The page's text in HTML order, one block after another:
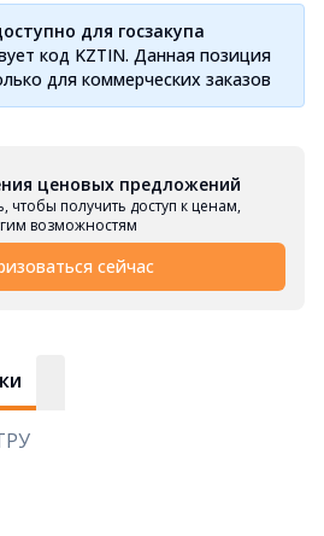
для госзакупа
код KZTIN. Данная позиция
для коммерческих заказов
ценовых предложений
чтобы получить доступ к ценам,
возможностям
сейчас